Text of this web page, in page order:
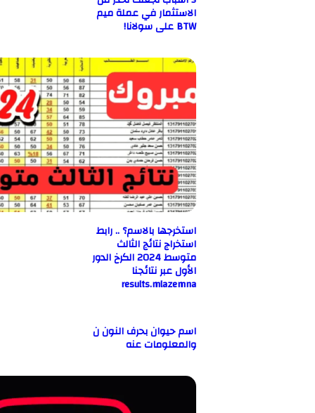
الاستثمار في عملة ميم
استخرجها بالاسم؟ .. رابط
استخراج نتائج الثالث
متوسط 2024 الكرخ الدور
الأول عبر نتائجنا
results.mlazemna
اسم حيوان بحرف النون ن
والمعلومات عنه